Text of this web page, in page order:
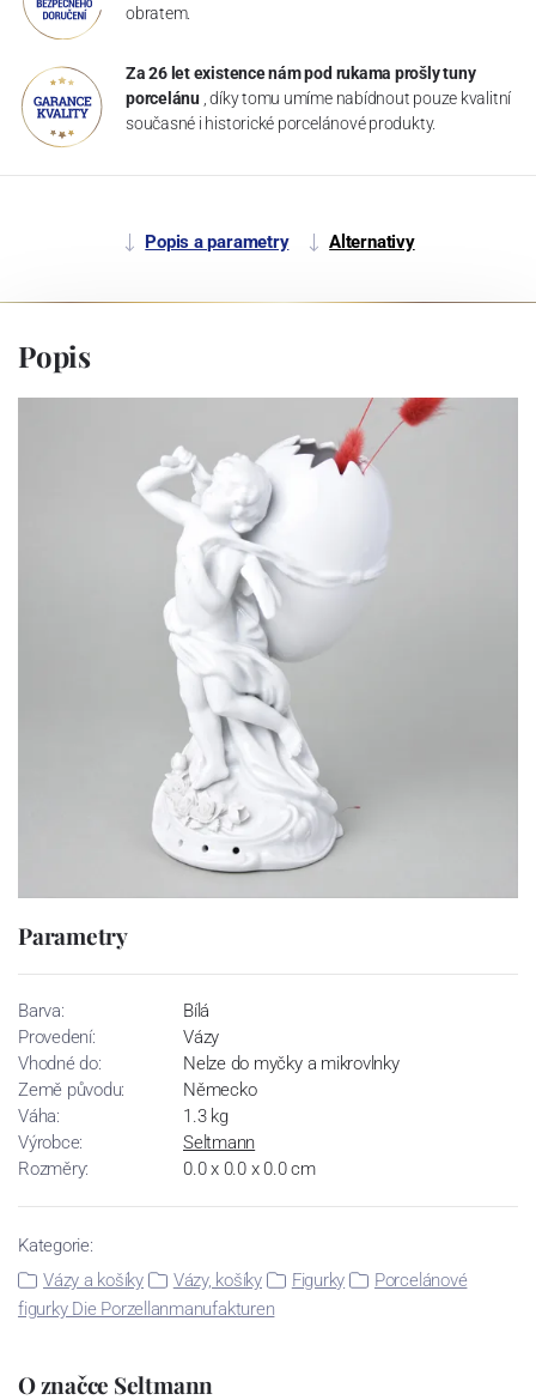
obratem.
Za 26 let existence nám pod rukama prošly tuny
porcelánu , díky tomu umíme nabídnout pouze kvalitní
současné i historické porcelánové produkty.
Popis a parametry Alternativy
Popis
Parametry
Barva:
Bílá
Provedení:
Vázy
Vhodné do:
Nelze do myčky a mikrovlnky
Země původu:
Německo
Váha:
1.3 kg
Výrobce:
Seltmann
Rozměry:
0.0 x 0.0 x 0.0 cm
Kategorie:
Vázy a košíky
Vázy, košíky Figurky
Porcelánové
figurky Die Porzellanmanufakturen
O značce Seltmann